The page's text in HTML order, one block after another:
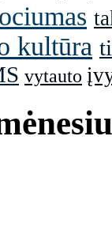
kultūra
vytauto